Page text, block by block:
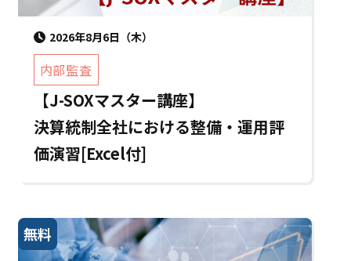
2026年8月6日（木）
内部監査
【J-SOXマスター講座】
決算統制全社における整備・運用評
価演習[Excel付]
無料